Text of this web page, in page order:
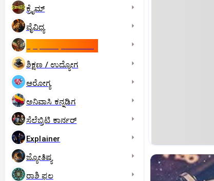
ಕ್ರೈಮ್
ವೈವಿಧ್ಯ
ಶಿಕ್ಷಣ / ಉದ್ಯೋಗ
ಆರೋಗ್ಯ
ಅನಿವಾಸಿ ಕನ್ನಡಿಗ
ಸೆಲೆಬ್ರಿಟಿ ಕಾರ್ನರ್‌
Explainer
ಜ್ಯೋತಿಷ್ಯ
ರಾಶಿ ಫಲ